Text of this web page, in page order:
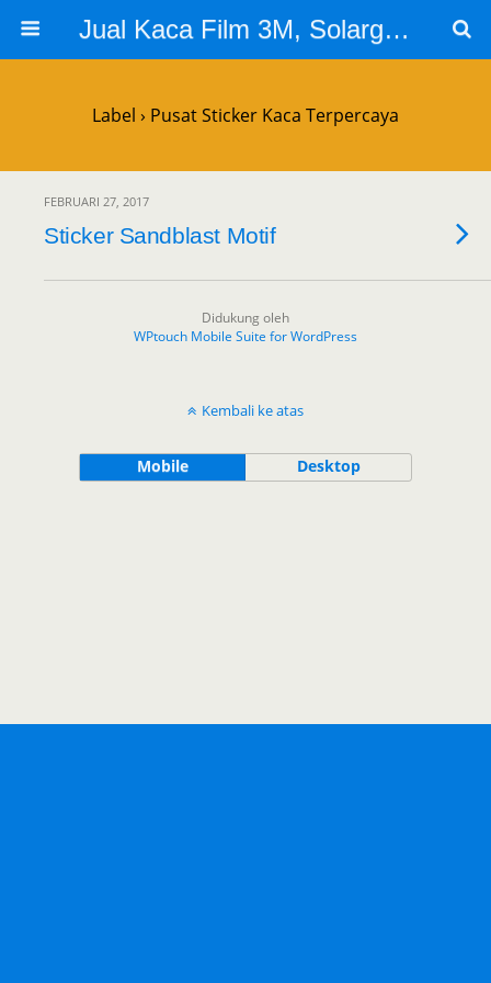
Jual Kaca Film 3M, Solargard, Cutting Sticker Sandblast
Label › Pusat Sticker Kaca Terpercaya
FEBRUARI 27, 2017
Sticker Sandblast Motif
Didukung oleh
WPtouch Mobile Suite for WordPress
Kembali ke atas
Mobile Desktop